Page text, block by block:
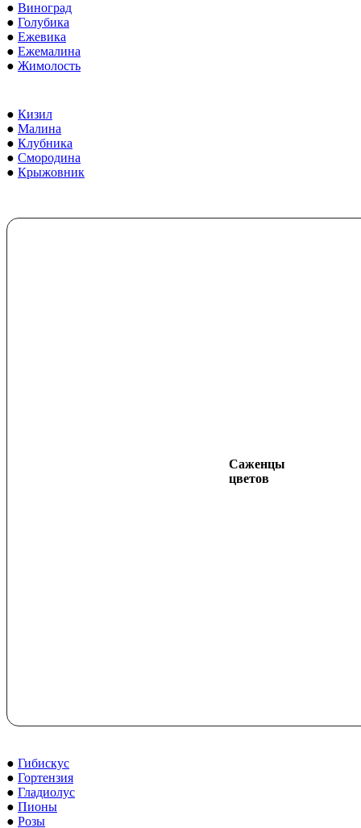
● Виноград
● Голубика
● Ежевика
● Ежемалина
● Жимолость
● Кизил
● Малина
● Клубника
● Смородина
● Крыжовник
Саженцы
цветов
● Гибискус
● Гортензия
● Гладиолус
● Пионы
● Розы